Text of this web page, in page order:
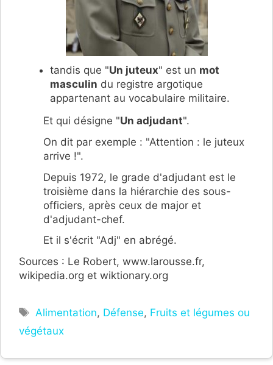
tandis que "Un juteux" est un mot
masculin du registre argotique
appartenant au vocabulaire militaire.
Et qui désigne "Un adjudant".
On dit par exemple : "Attention : le juteux
arrive !".
Depuis 1972, le grade d'adjudant est le
troisième dans la hiérarchie des sous-
officiers, après ceux de major et
d'adjudant-chef.
Et il s'écrit "Adj" en abrégé.
Sources : Le Robert, www.larousse.fr,
wikipedia.org et wiktionary.org
Étiquettes
Alimentation, Défense, Fruits et légumes ou
végétaux